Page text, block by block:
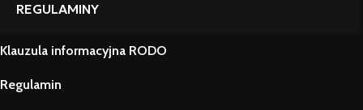
REGULAMINY
Klauzula informacyjna RODO
Regulamin